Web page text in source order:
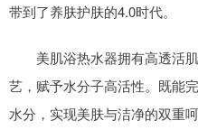
带到了养肤护肤的4.0时代。
美肌浴热水器拥有高透活肌
艺，赋予水分子高活性。既能
水分，实现美肤与洁净的双重